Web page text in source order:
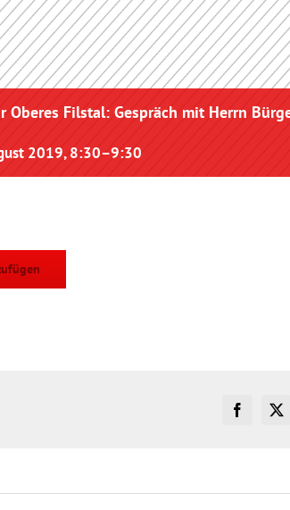
Oberes Filstal: Gespräch mit Herrn
2019, 8:30–9:30
Facebook
X